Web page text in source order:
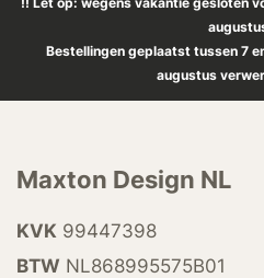
Bestellingen geplaatst tussen 7
augustus
Maxton Design NL
KVK 99447398
BTW NL868995575B01